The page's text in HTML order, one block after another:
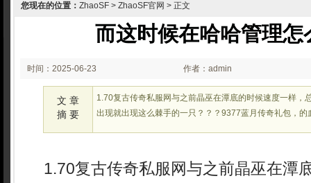
您现在的位置： ZhaoSF > ZhaoSF官网 > 正文
而这时候在哈哈管理怎
时间：2025-06-23
02:25:37
作者：admin
文 章
摘 要
1.70复古传奇私服网与之前晶巫在潭底的时候速度一样，
出现就出现这么棘手的一只？？？9377蓝月传奇礼包，的
1.70复古传奇私服网与之前晶巫在潭